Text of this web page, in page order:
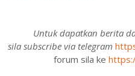
Untuk dapatkan berita
sila subscribe via telegram
forum sila ke